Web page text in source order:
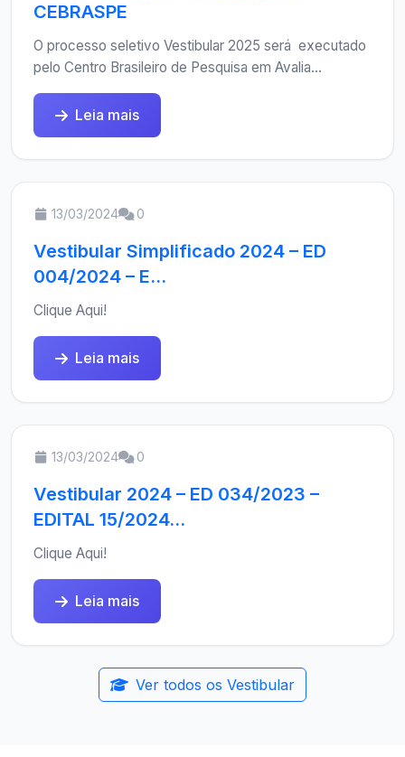
CEBRASPE
O processo seletivo Vestibular 2025 será executado
pelo Centro Brasileiro de Pesquisa em Avalia...
Leia mais
13/03/2024 0
Vestibular Simplificado 2024 – ED
004/2024 – E...
Clique Aqui!
Leia mais
13/03/2024 0
Vestibular 2024 – ED 034/2023 –
EDITAL 15/2024...
Clique Aqui!
Leia mais
Ver todos os Vestibular